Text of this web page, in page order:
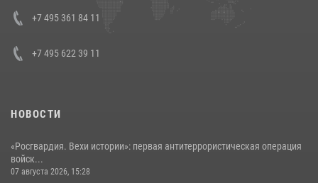
+7 495 361 84 11
+7 495 622 39 11
НОВОСТИ
«Росгвардия. Вехи истории»: первая антитеррористическая операция
войск...
07 августа 2026, 15:28